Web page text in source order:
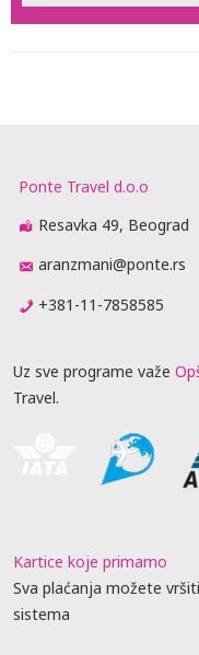
Ponte Travel d.o.o
Resavka 49, Beograd
aranzmani@ponte.rs
+381-11-7858585
Uz sve programe važe
Travel.
Kartice koje primamo
Sva plaćanja možete
sistema